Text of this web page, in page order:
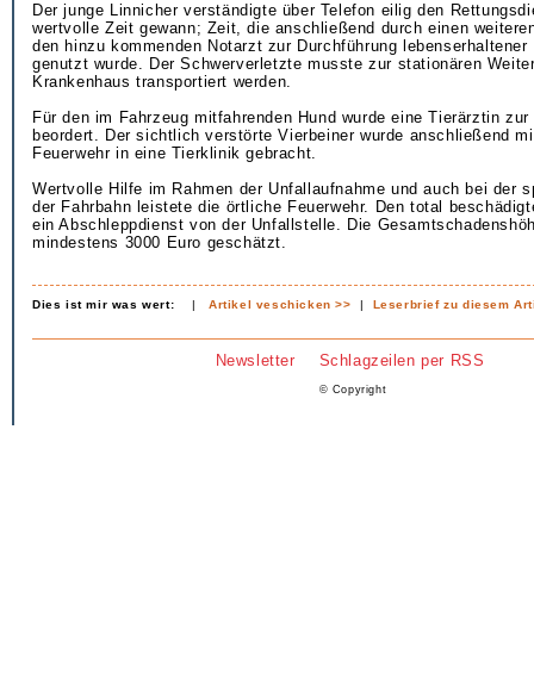
Der junge Linnicher verständigte über Telefon eilig den
wertvolle Zeit gewann; Zeit, die anschließend durch einen
den hinzu kommenden Notarzt zur Durchführung lebenserhaltener
genutzt wurde. Der Schwerverletzte musste zur stationären
Krankenhaus transportiert werden.
Für den im Fahrzeug mitfahrenden Hund wurde eine Tierärztin
beordert. Der sichtlich verstörte Vierbeiner wurde anschließend
Feuerwehr in eine Tierklinik gebracht.
Wertvolle Hilfe im Rahmen der Unfallaufnahme und auch bei der
der Fahrbahn leistete die örtliche Feuerwehr. Den total
ein Abschleppdienst von der Unfallstelle. Die
mindestens 3000 Euro geschätzt.
Dies ist mir was wert: |Artikel veschicken >> | Leserbrief zu diesem
Newsletter Schlagzeilen per RSS
© Copyright